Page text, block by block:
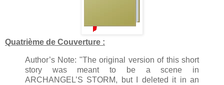
Quatrième de Couverture :
Author’s Note: "The original version of this short
story was meant to be a scene in
ARCHANGEL’S STORM, but I deleted it in an